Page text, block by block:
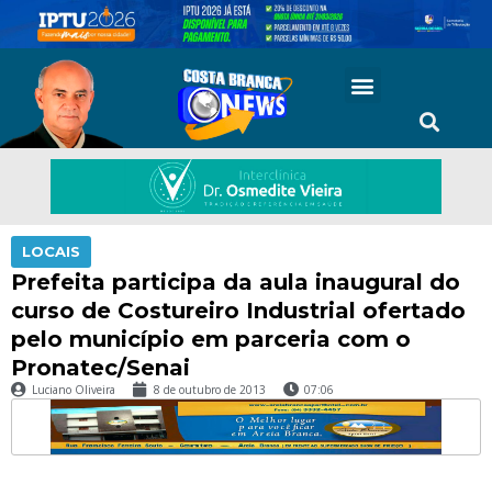
LOCAIS
Prefeita participa da aula inaugural do
curso de Costureiro Industrial ofertado
pelo município em parceria com o
Pronatec/Senai
Luciano Oliveira 8 de outubro de 2013 07:06